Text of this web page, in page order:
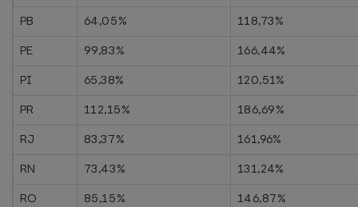
PB
64,05%
118,73%
PE
99,83%
166,44%
PI
65,38%
120,51%
PR
112,15%
186,69%
RJ
83,37%
161,96%
RN
73,43%
131,24%
RO
85,15%
146,87%